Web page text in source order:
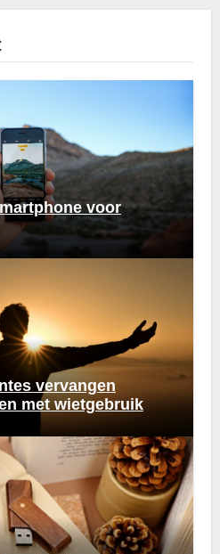
voor
vervangen
met wietgebruik